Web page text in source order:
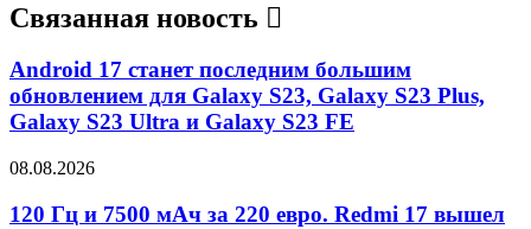
Связанная новость
Android 17 станет последним большим
обновлением для Galaxy S23, Galaxy S23 Plus,
Galaxy S23 Ultra и Galaxy S23 FE
08.08.2026
120 Гц и 7500 мАч за 220 евро. Redmi 17 вышел